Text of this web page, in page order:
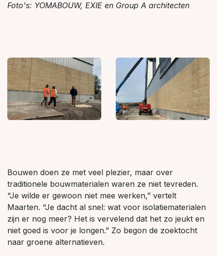
Foto's: YOMABOUW, EXIE en Group A architecten
Bouwen doen ze met veel plezier, maar over
traditionele bouwmaterialen waren ze niet tevreden.
“Je wilde er gewoon niet mee werken,” vertelt
Maarten. “Je dacht al snel: wat voor isolatiematerialen
zijn er nog meer? Het is vervelend dat het zo jeukt en
niet goed is voor je longen.” Zo begon de zoektocht
naar groene alternatieven.